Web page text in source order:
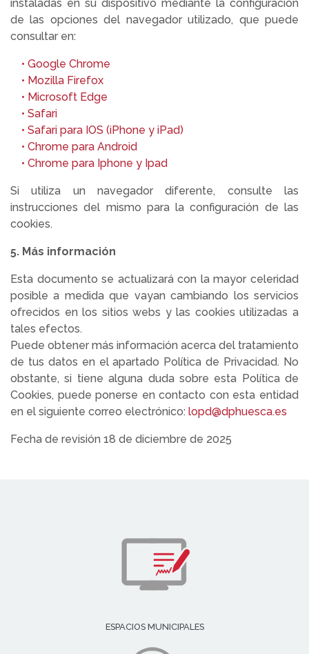
instaladas en su dispositivo mediante la configuración
de las opciones del navegador utilizado, que puede
consultar en:
• Google Chrome
• Mozilla Firefox
• Microsoft Edge
• Safari
• Safari para IOS (iPhone y iPad)
• Chrome para Android
• Chrome para Iphone y Ipad
Si utiliza un navegador diferente, consulte las
instrucciones del mismo para la configuración de las
cookies.
5. Más información
Esta documento se actualizará con la mayor celeridad
posible a medida que vayan cambiando los servicios
ofrecidos en los sitios webs y las cookies utilizadas a
tales efectos.
Puede obtener más información acerca del tratamiento
de tus datos en el apartado Política de Privacidad. No
obstante, si tiene alguna duda sobre esta Política de
Cookies, puede ponerse en contacto con esta entidad
en el siguiente correo electrónico: lopd@dphuesca.es
Fecha de revisión 18 de diciembre de 2025
ESPACIOS MUNICIPALES